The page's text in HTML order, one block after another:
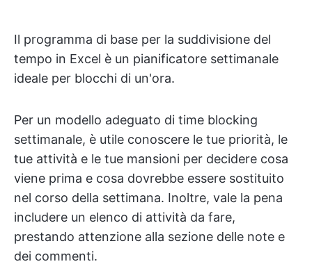
Il programma di base per la suddivisione del
tempo in Excel è un pianificatore settimanale
ideale per blocchi di un'ora.
Per un modello adeguato di time blocking
settimanale, è utile conoscere le tue priorità, le
tue attività e le tue mansioni per decidere cosa
viene prima e cosa dovrebbe essere sostituito
nel corso della settimana. Inoltre, vale la pena
includere un elenco di attività da fare,
prestando attenzione alla sezione delle note e
dei commenti.